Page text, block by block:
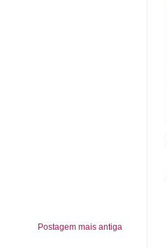
Postagem mais antiga